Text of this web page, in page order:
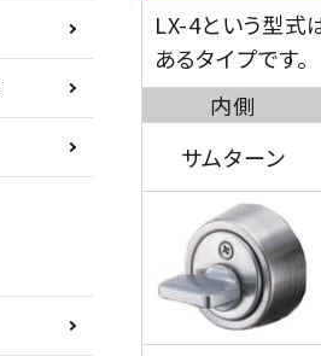
LX-4という型式
あるタイプです。
内側
サムターン